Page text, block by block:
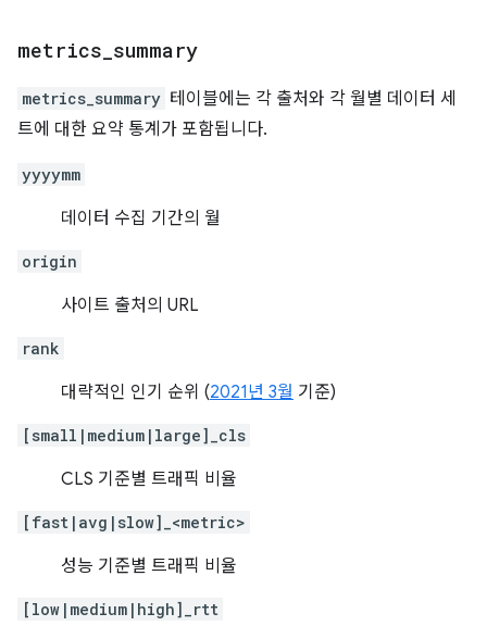
metrics summary
metrics_summary 테이블에는 각 출처와 각 월별 데이터 세
트에 대한 요약 통계가 포함됩니다.
yyyymm
데이터 수집 기간의 월
origin
사이트 출처의 URL
rank
대략적인 인기 순위 (2021년 3월 기준)
[small|medium|large]_cls
CLS 기준별 트래픽 비율
[fast|avg|slow]_<metric>
성능 기준별 트래픽 비율
[low|medium|high]_rtt